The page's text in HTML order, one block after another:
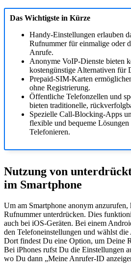
Das Wichtigste in Kürze
Handy-Einstellungen erlauben
Rufnummer für einmalige oder
Anrufe.
Anonyme VoIP-Dienste bieten
kostengünstige Alternativen für
Prepaid-SIM-Karten
ohne Registrierung.
Öffentliche Telefonzellen und
bieten traditionelle,
Spezielle Call-Blocking-Apps
flexible und bequeme
Telefonieren.
Nutzung von
im Smartphone
Um am Smartphone anonym
Rufnummer unterdrücken. Dies
auch bei iOS-Geräten. Bei einem
den Telefoneinstellungen und wählst
Dort findest Du eine Option, um Deine
Bei iPhones rufst Du die Einstellungen
wo Du dann „Meine Anrufer-ID